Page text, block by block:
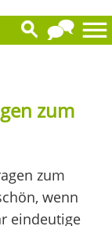
zum
zum
wenn
eindeutige